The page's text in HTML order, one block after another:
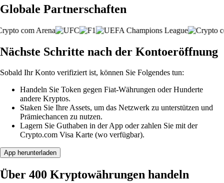
Globale Partnerschaften
Nächste Schritte nach der Kontoeröffnung
Sobald Ihr Konto verifiziert ist, können Sie Folgendes tun:
Handeln Sie Token gegen Fiat-Währungen oder Hunderte
andere Kryptos.
Staken Sie Ihre Assets, um das Netzwerk zu unterstützen und
Prämiechancen zu nutzen.
Lagern Sie Guthaben in der App oder zahlen Sie mit der
Crypto.com Visa Karte (wo verfügbar).
App herunterladen
Über 400 Kryptowährungen handeln